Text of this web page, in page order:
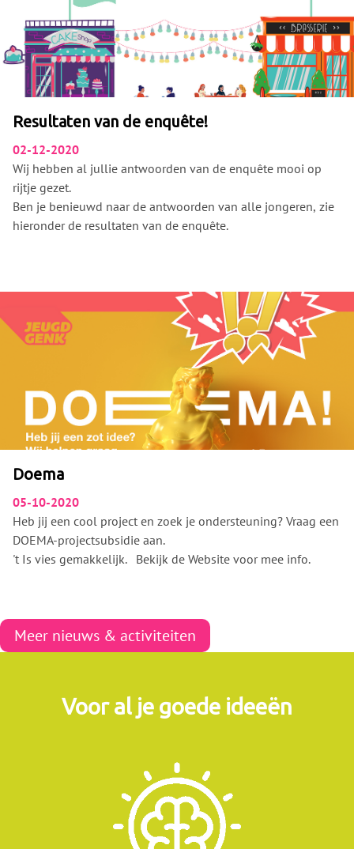
https://www.instagram.com/jungle_genk/ Di 15/12/2020 –
Zon 27/12/2020
Atelier33 Yuris Di 29/12/2020 – Zon 3/1/2021
LTUL Goeie Jongens 2de Golf DNA-Films
Resultaten van de enquête!
02-12-2020
Wij hebben al jullie antwoorden van de enquête mooi op
rijtje gezet.
Ben je benieuwd naar de antwoorden van alle jongeren, zie
hieronder de resultaten van de enquête.
Doema
05-10-2020
Heb jij een cool project en zoek je ondersteuning? Vraag een
DOEMA-projectsubsidie aan.
't Is vies gemakkelijk. Bekijk de Website voor mee info.
Meer nieuws & activiteiten
Voor al je goede ideeën